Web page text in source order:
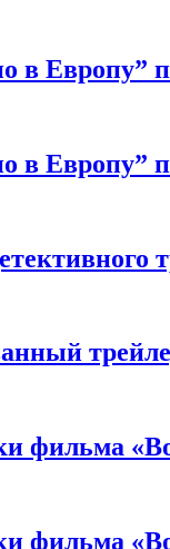
в Европу”
в Европу”
фильма
фильма